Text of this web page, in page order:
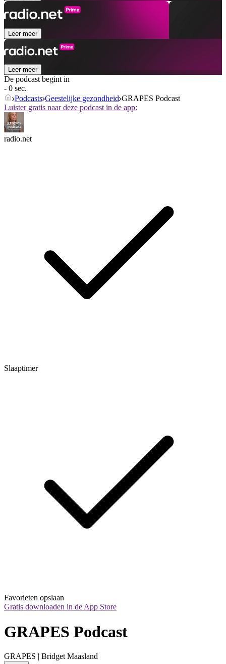
Leer meer
Leer meer
De podcast begint in
- 0 sec.
Podcasts Geestelijke gezondheid GRAPES Podcast
Luister gratis naar deze podcast in de app:
radio.net
Slaaptimer
Favorieten opslaan
Gratis downloaden in de App Store
GRAPES Podcast
GRAPES | Bridget Maasland